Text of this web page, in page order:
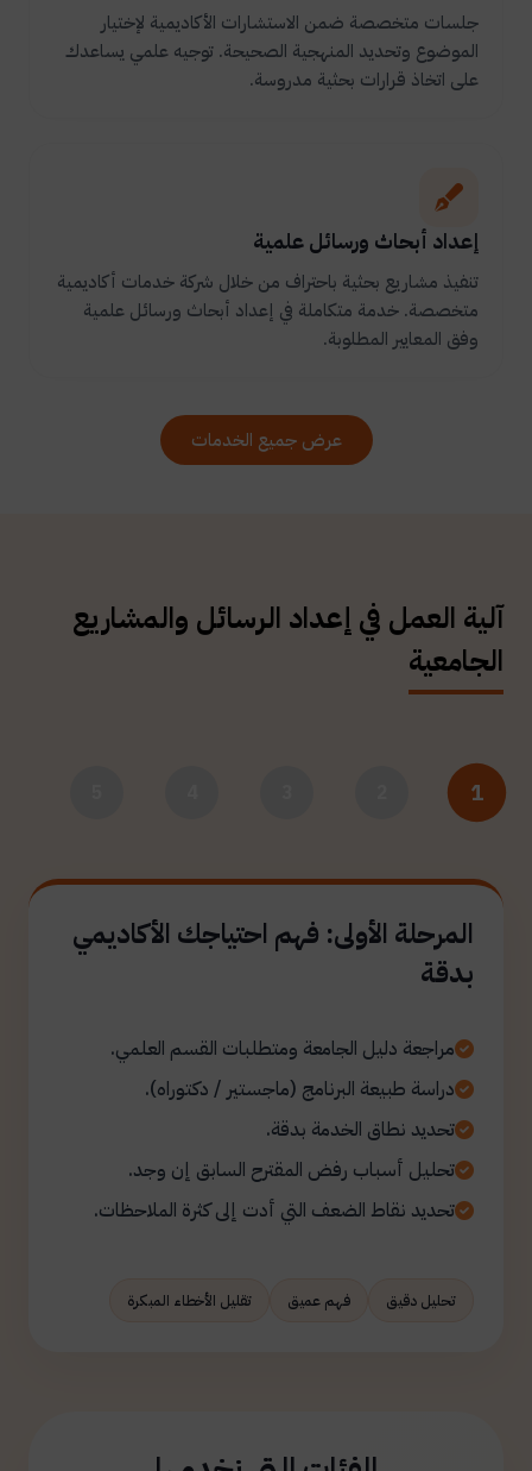
جلسات متخصصة ضمن الاستشارات الأكاديمية لإختيار
الموضوع وتحديد المنهجية الصحيحة. توجيه علمي يساعدك
على اتخاذ قرارات بحثية مدروسة.
إعداد أبحاث ورسائل علمية
تنفيذ مشاريع بحثية باحتراف من خلال شركة خدمات أكاديمية
متخصصة. خدمة متكاملة في إعداد أبحاث ورسائل علمية
وفق المعايير المطلوبة.
عرض جميع الخدمات
آلية العمل في إعداد الرسائل والمشاريع
الجامعية
1
المرحلة الأولى: فهم احتياجك الأكاديمي
بدقة
مراجعة دليل الجامعة ومتطلبات القسم العلمي.
دراسة طبيعة البرنامج (ماجستير / دكتوراه).
تحديد نطاق الخدمة بدقة.
تحليل أسباب رفض المقترح السابق إن وجد.
تحديد نقاط الضعف التي أدت إلى كثرة الملاحظات.
تحليل دقيق فهم عميق تقليل الأخطاء المبكرة